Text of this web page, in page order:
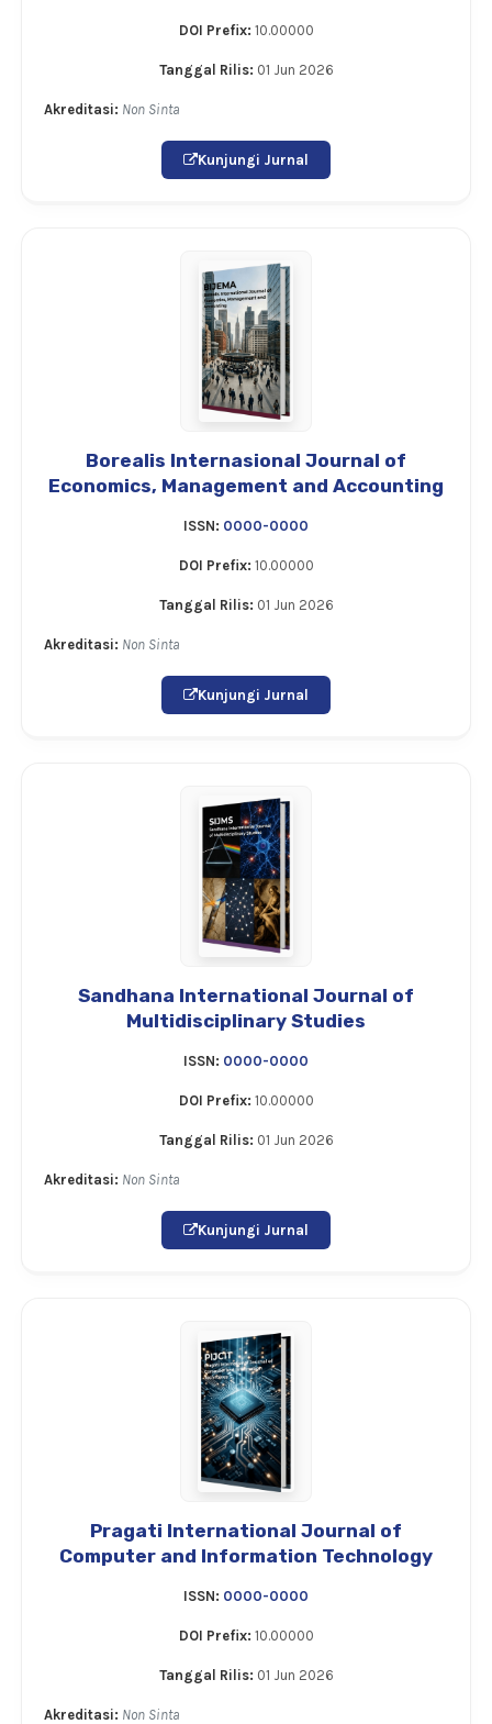
DOI Prefix: 10.00000
Tanggal Rilis: 01 Jun 2026
Akreditasi: Non Sinta
Kunjungi Jurnal
Borealis Internasional Journal of
Economics, Management and Accounting
ISSN: 0000-0000
DOI Prefix: 10.00000
Tanggal Rilis: 01 Jun 2026
Akreditasi: Non Sinta
Kunjungi Jurnal
Sandhana International Journal of
Multidisciplinary Studies
ISSN: 0000-0000
DOI Prefix: 10.00000
Tanggal Rilis: 01 Jun 2026
Akreditasi: Non Sinta
Kunjungi Jurnal
Pragati International Journal of
Computer and Information Technology
ISSN: 0000-0000
DOI Prefix: 10.00000
Tanggal Rilis: 01 Jun 2026
Akreditasi: Non Sinta